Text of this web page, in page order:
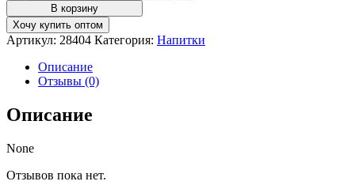
товара
Напиток
безалкогольный
"со
вкусом
Малины"
0,5
газир.
шт
В корзину
Хочу купить оптом
Артикул: 28404 Категория: Напитки
Описание
Отзывы (0)
Описание
None
Отзывов пока нет.